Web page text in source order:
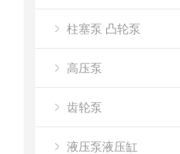
柱塞泵 凸轮泵
高压泵
齿轮泵
液压泵液压缸